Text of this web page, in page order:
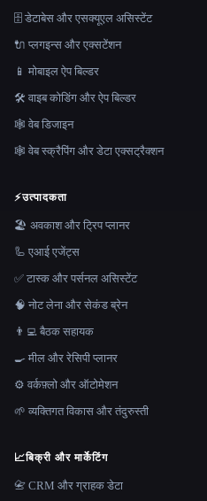
🗄️ डेटाबेस और एसक्यूएल असिस्टेंट
🔌 प्लगइन्स और एक्सटेंशन
📱 मोबाइल ऐप बिल्डर
🛠️ वाइब कोडिंग और ऐप बिल्डर
🕸 वेब डिजाइन
🕸️ वेब स्क्रैपिंग और डेटा एक्सट्रैक्शन
⚡उत्पादकता
🏖 अवकाश और ट्रिप प्लानर
🦾 एआई एजेंट्स
✅ टास्क और पर्सनल असिस्टेंट
🧠 नोट लेना और सेकंड ब्रेन
👨‍💻 बैठक सहायक
🍳 मील और रेसिपी प्लानर
⚙️ वर्कफ़्लो और ऑटोमेशन
🌱 व्यक्तिगत विकास और तंदुरुस्ती
📈बिक्री और मार्केटिंग
📇 CRM और ग्राहक डेटा